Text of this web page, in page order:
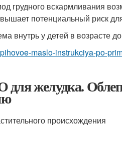
грудного вскармливания
потенциальный риск
внутрь у детей в возрасте
maslo-instrukciya-po-
желудка.
происхождения